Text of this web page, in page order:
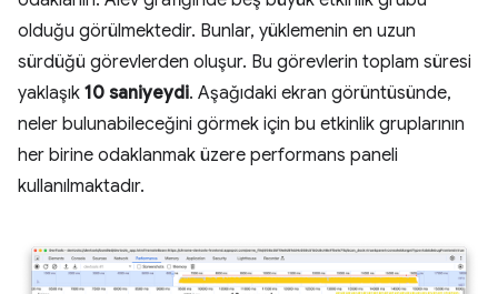
olduğu görülmektedir. Bunlar, yüklemenin en uzun
sürdüğü görevlerden oluşur. Bu görevlerin toplam süresi
yaklaşık 10 saniyeydi. Aşağıdaki ekran görüntüsünde,
neler bulunabileceğini görmek için bu etkinlik gruplarının
her birine odaklanmak üzere performans paneli
kullanılmaktadır.